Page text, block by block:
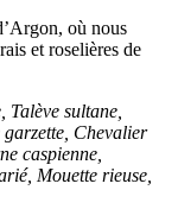
où nous
et roselières de
Talève sultane,
Chevalier
caspienne,
Mouette rieuse,